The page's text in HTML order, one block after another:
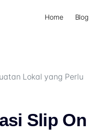
Home Blog
Lokal yang Perlu
Slip On